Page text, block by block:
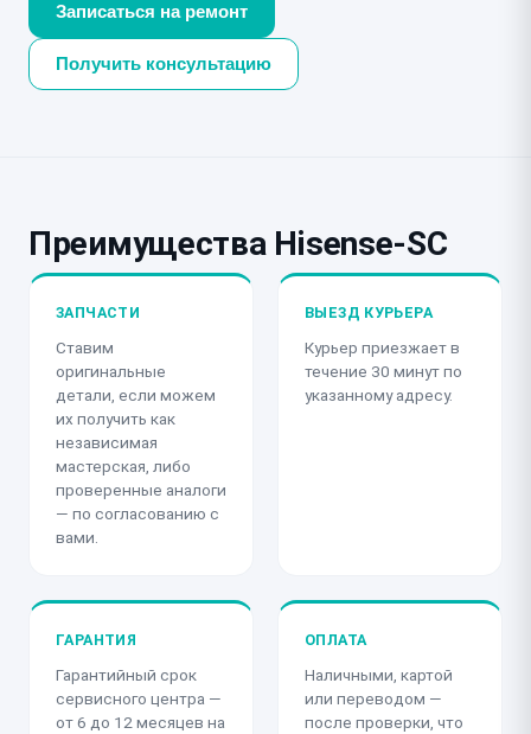
Записаться на ремонт
Получить консультацию
Преимущества Hisense-SC
ЗАПЧАСТИ
Ставим
оригинальные
детали, если можем
их получить как
независимая
мастерская, либо
проверенные аналоги
— по согласованию с
вами.
ВЫЕЗД КУРЬЕРА
Курьер приезжает в
течение 30 минут по
указанному адресу.
ГАРАНТИЯ
Гарантийный срок
сервисного центра —
от 6 до 12 месяцев на
ОПЛАТА
Наличными, картой
или переводом —
после проверки, что